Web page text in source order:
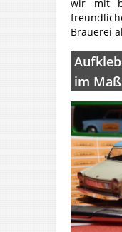
wir mit
Brauerei
im